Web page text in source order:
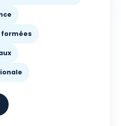
formées